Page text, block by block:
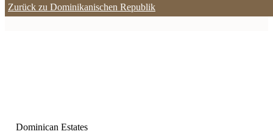
Zurück zu Dominikanischen Republik
Dominican Estates